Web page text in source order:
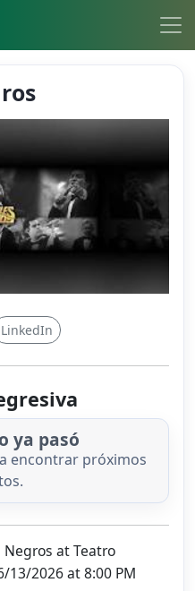
LinkedIn
ya pasó
encontrar próximos
at Teatro
2026 at 8:00 PM